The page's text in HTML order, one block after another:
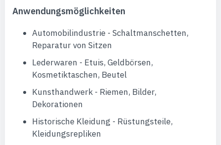
Anwendungsmöglichkeiten
Automobilindustrie - Schaltmanschetten,
Reparatur von Sitzen
Lederwaren - Etuis, Geldbörsen,
Kosmetiktaschen, Beutel
Kunsthandwerk - Riemen, Bilder,
Dekorationen
Historische Kleidung - Rüstungsteile,
Kleidungsrepliken